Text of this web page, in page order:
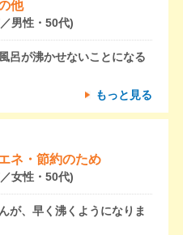
他
男性・50代)
呂が沸かせないことになる
もっと見る
ネ・節約のため
女性・50代)
が、早く沸くようになりま